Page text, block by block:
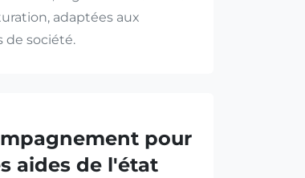
adaptées aux
de société.
pour
aides de l'état